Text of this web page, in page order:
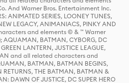
And Warner Bros. Entertainment Inc.
ANIMATED SERIES, LOONEY TUNES,
LEGACY, ANIMANIACS, PINKY AND
and elements © & ™ Warner
AQUAMAN, BATMAN, CYBORG, DC
LANTERN, JUSTICE LEAGUE,
and all related characters and
BATMAN, BATMAN BEGINS,
RETURNS, THE BATMAN, BATMAN &
DAWN OF JUSTICE, DC SUPER HERO